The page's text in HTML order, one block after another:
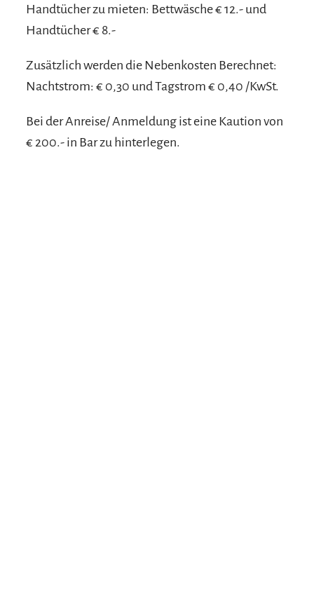
Handtücher zu mieten: Bettwäsche € 12.- und
Handtücher € 8.-
Zusätzlich werden die Nebenkosten Berechnet:
Nachtstrom: € 0,30 und Tagstrom € 0,40 /KwSt.
Bei der Anreise/ Anmeldung ist eine Kaution von
€ 200.- in Bar zu hinterlegen.